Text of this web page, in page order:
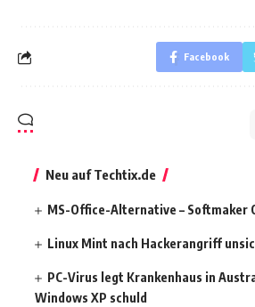
Facebook
Neu auf Techtix.de
MS-Office-Alternative – Softmaker
Linux Mint nach Hackerangriff
PC-Virus legt Krankenhaus in
Windows XP schuld